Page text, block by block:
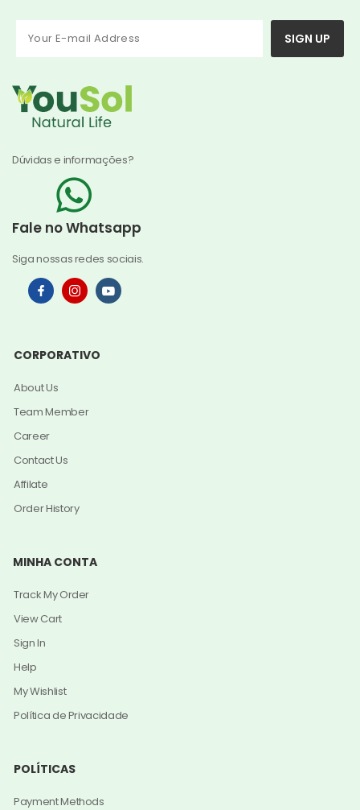
SIGN UP
Dúvidas e informações?
Fale no Whatsapp
Siga nossas redes sociais.
CORPORATIVO
About Us
Team Member
Career
Contact Us
Affilate
Order History
MINHA CONTA
Track My Order
View Cart
Sign In
Help
My Wishlist
Política de Privacidade
POLÍTICAS
Payment Methods